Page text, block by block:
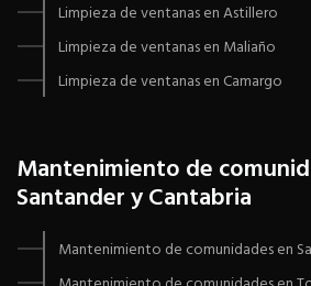
Limpieza de ventanas en Astillero
Limpieza de ventanas en Maliaño
Limpieza de ventanas en Camargo
Mantenimiento de
Santander y Cantabria
Mantenimiento de comunidades en